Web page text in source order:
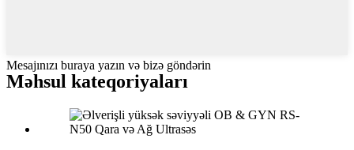
Mesajınızı buraya yazın və bizə göndərin
Məhsul kateqoriyaları